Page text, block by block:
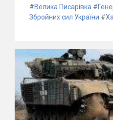
#Велика Писарівка #
Збройних сил України #